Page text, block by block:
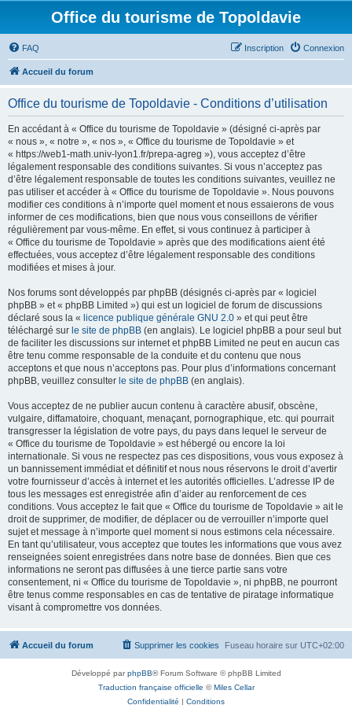
Office du tourisme de Topoldavie
FAQ Connexion
Inscription
Accueil du forum
Office du tourisme de Topoldavie - Conditions d’utilisation
En accédant à « Office du tourisme de Topoldavie » (désigné ci-après par
« nous », « notre », « nos », « Office du tourisme de Topoldavie » et
« https://web1-math.univ-lyon1.fr/prepa-agreg »), vous acceptez d’être
légalement responsable des conditions suivantes. Si vous n’acceptez pas
d’être légalement responsable de toutes les conditions suivantes, veuillez ne
pas utiliser et accéder à « Office du tourisme de Topoldavie ». Nous pouvons
modifier ces conditions à n’importe quel moment et nous essaierons de vous
informer de ces modifications, bien que nous vous conseillons de vérifier
régulièrement par vous-même. En effet, si vous continuez à participer à
« Office du tourisme de Topoldavie » après que des modifications aient été
effectuées, vous acceptez d’être légalement responsable des conditions
modifiées et mises à jour.
Nos forums sont développés par phpBB (désignés ci-après par « logiciel
phpBB » et « phpBB Limited ») qui est un logiciel de forum de discussions
déclaré sous la « licence publique générale GNU 2.0 » et qui peut être
téléchargé sur le site de phpBB (en anglais). Le logiciel phpBB a pour seul but
de faciliter les discussions sur internet et phpBB Limited ne peut en aucun cas
être tenu comme responsable de la conduite et du contenu que nous
acceptons et que nous n’acceptons pas. Pour plus d’informations concernant
phpBB, veuillez consulter le site de phpBB (en anglais).
Vous acceptez de ne publier aucun contenu à caractère abusif, obscène,
vulgaire, diffamatoire, choquant, menaçant, pornographique, etc. qui pourrait
transgresser la législation de votre pays, du pays dans lequel le serveur de
« Office du tourisme de Topoldavie » est hébergé ou encore la loi
internationale. Si vous ne respectez pas ces dispositions, vous vous exposez à
un bannissement immédiat et définitif et nous nous réservons le droit d’avertir
votre fournisseur d’accès à internet et les autorités officielles. L’adresse IP de
tous les messages est enregistrée afin d’aider au renforcement de ces
conditions. Vous acceptez le fait que « Office du tourisme de Topoldavie » ait le
droit de supprimer, de modifier, de déplacer ou de verrouiller n’importe quel
sujet et message à n’importe quel moment si nous estimons cela nécessaire.
En tant qu’utilisateur, vous acceptez que toutes les informations que vous avez
renseignées soient enregistrées dans notre base de données. Bien que ces
informations ne seront pas diffusées à une tierce partie sans votre
consentement, ni « Office du tourisme de Topoldavie », ni phpBB, ne pourront
être tenus comme responsables en cas de tentative de piratage informatique
visant à compromettre vos données.
Accueil du forum Fuseau horaire sur UTC+02:00
Supprimer les cookies
Développé parphpBB® Forum Software © phpBB Limited
Traduction française officielle ©Miles Cellar
Confidentialité | Conditions